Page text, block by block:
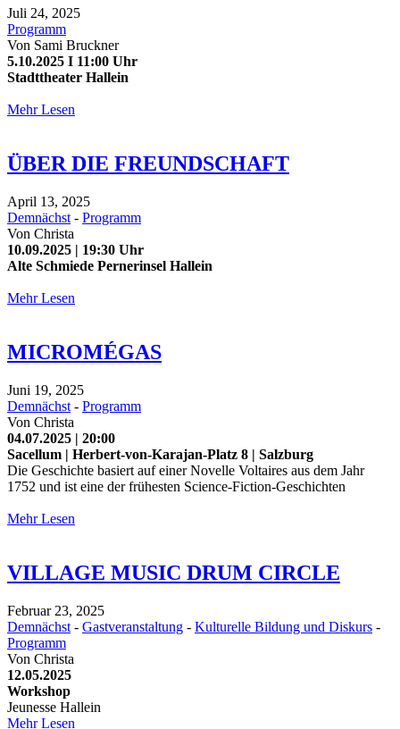
Juli 24, 2025
Programm
Von Sami Bruckner
5.10.2025 I 11:00 Uhr
Stadttheater Hallein
Mehr Lesen
ÜBER DIE FREUNDSCHAFT
April 13, 2025
Demnächst - Programm
Von Christa
10.09.2025 | 19:30 Uhr
Alte Schmiede Pernerinsel Hallein
Mehr Lesen
MICROMÉGAS
Juni 19, 2025
Demnächst - Programm
Von Christa
04.07.2025 | 20:00
Sacellum | Herbert-von-Karajan-Platz 8 | Salzburg
Die Geschichte basiert auf einer Novelle Voltaires aus dem Jahr
1752 und ist eine der frühesten Science-Fiction-Geschichten
Mehr Lesen
VILLAGE MUSIC DRUM CIRCLE
Februar 23, 2025
Demnächst - Gastveranstaltung - Kulturelle Bildung und Diskurs -
Programm
Von Christa
12.05.2025
Workshop
Jeunesse Hallein
Mehr Lesen